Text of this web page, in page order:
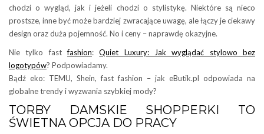
chodzi o wygląd, jak i jeżeli chodzi o stylistykę. Niektóre są nieco
prostsze, inne być może bardziej zwracające uwagę, ale łączy je ciekawy
design oraz duża pojemność. No i ceny – naprawdę okazyjne.
Nie tylko fastfashion:Quiet Luxury: Jak wyglądać stylowo bez
logotypów? Podpowiadamy.
Bądź eko: TEMU, Shein, fast fashion – jak eButik.pl odpowiada na
globalne trendy i wyzwania szybkiej mody?
TORBY DAMSKIE SHOPPERKI TO
ŚWIETNA OPCJA DO PRACY